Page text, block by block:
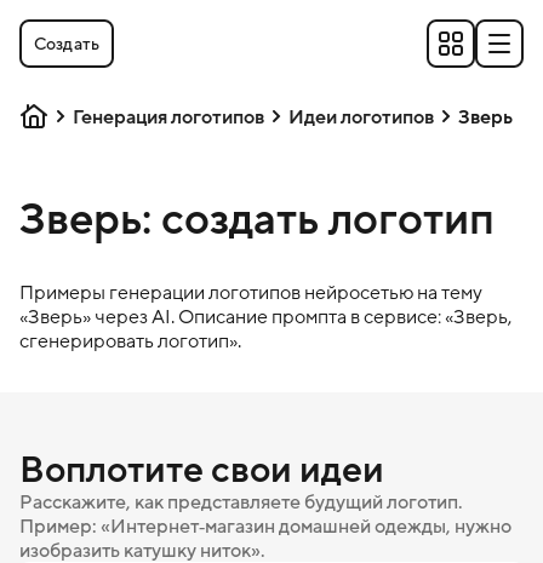
Создать
Генерация логотипов Идеи логотипов Зверь
Зверь: создать логотип
Примеры генерации логотипов нейросетью на тему
«Зверь» через AI. Описание промпта в сервисе: «Зверь,
сгенерировать логотип».
Воплотите свои идеи
Расскажите, как представляете будущий логотип.
Пример: «Интернет‑магазин домашней одежды, нужно
изобразить катушку ниток».